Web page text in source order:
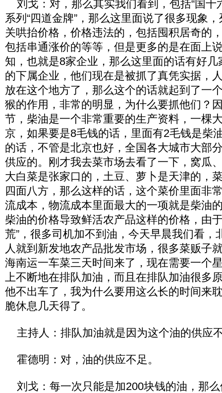
刘戈：对，那么其实我们看到，包括“国十
系列“四道金牌”，那么这里面说了很多现象
关哄抬价格，价格违法的，包括囤积居奇的
包括串通涨价的等等，但是更多的是在面上
知，也就是8家企业，那么这里面的话有好
的下属企业，他们现在是被抓了真凭实据，
放在这个地方了，那么这个的话就起到了一
猴的作用，非常的明显，为什么要抓他们？
节，柴油是一个非常重要的生产资料，一棵
京，如果要是8毛钱的话，里面有2毛钱是柴
的话，不管是北京也好，全国各大城市大部
供应的。刚才我去菜市场去看了一下，窝瓜
大白菜是张家口的，土豆、萝卜是天津的，
四面八方，那么这样的话，这个菜价里面非
流成本，物流成本里面最大的一项就是柴油
柴油的价格导致鲜活农产品这样的价格，由
荒”，很多司机加不到油，今天早晨我们看，
人就到新发地农产品批发市场，很多菜贩子
海南运一车菜三天时间来了，现在需要一个
上不断地在排队加油，而且在排队加油很多
他不出车了，我为什么要用这么长的时间来
脆休息几天得了。
主持人：排队加油就是因为这个油的供应
霍德明：对，油的供应不足。
刘戈：每一次只能是加200块钱的油，那